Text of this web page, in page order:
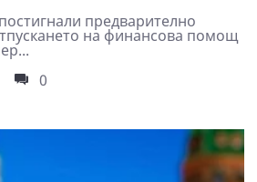
предварително
на финансова помощ
0